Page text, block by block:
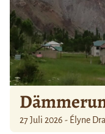
27 Juli 2026 - Élyne